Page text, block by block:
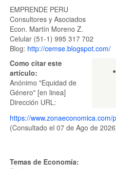
EMPRENDE PERU
Consultores y Asociados
Econ. Martín Moreno Z.
Celular (51-1) 995 317 702
Blog: http://cemse.blogspot.com/
Como citar este
artículo:
Anónimo "Equidad de
Género" [en linea]
Dirección URL:
https://
(Consultado el 07 de Ago de
Temas de Economía: